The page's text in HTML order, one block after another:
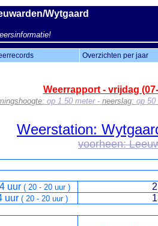
Wytgaard
Overzichten per jaar
Weerrapport - vrijdag
: op 1.50 meter - neerslag: op 50
Weerstation:
voorheen:
uur ( 20 - 20 uur )
uur ( 20 - 20 uur )